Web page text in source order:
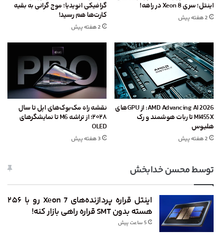
اینتل؛ سری Xeon 8 در راهه!
2 هفته پیش
گرافیکی انویدیا؛ موج گرانی به بقیه
کارت‌ها هم رسید!
2 هفته پیش
AMD Advancing AI 2026: از GPU‌های
MI455X تا ربات هوشمند و رک
هلیوس
2 هفته پیش
نقشه راه مک‌بوک‌های اپل تا سال
۲۰۲۸؛ از تراشه M6 تا نمایشگرهای
OLED
3 هفته پیش
توسط محسن خدابخش
اینتل قراره پردازنده‌های Xeon 7 رو با ۲۵۶
هسته بدون SMT قراره راهی بازار کنه!
5 ساعت پیش